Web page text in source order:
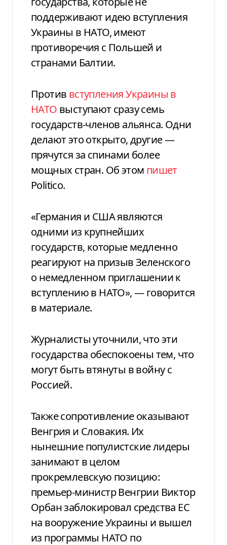
поддерживают идею вступления
Украины в НАТО, имеют
противоречия с Польшей и
странами Балтии.
Против вступления Украины в
НАТО выступают сразу семь
государств-членов альянса. Одни
делают это открыто, другие —
прячутся за спинами более
мощных стран. Об этом пишет
Politico.
«Германия и США являются
одними из крупнейших
государств, которые медленно
реагируют на призыв Зеленского
о немедленном приглашении к
вступлению в НАТО», — говорится
в материале.
Журналисты уточнили, что эти
государства обеспокоены тем, что
могут быть втянуты в войну с
Россией.
Также сопротивление оказывают
Венгрия и Словакия. Их
нынешние популистские лидеры
занимают в целом
прокремлевскую позицию:
премьер-министр Венгрии Виктор
Орбан заблокировал средства ЕС
на вооружение Украины и вышел
из программы НАТО по